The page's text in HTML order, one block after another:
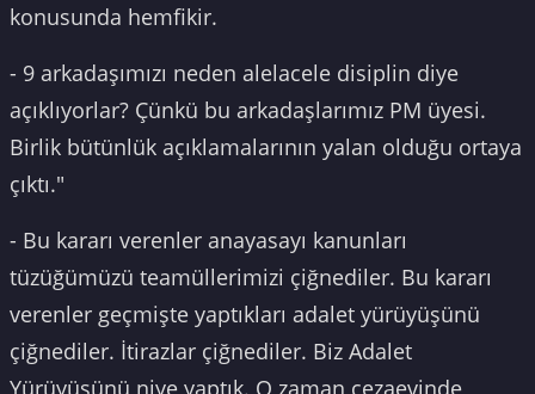
konusunda hemfikir.
- 9 arkadaşımızı neden alelacele disiplin diye
açıklıyorlar? Çünkü bu arkadaşlarımız PM üyesi.
Birlik bütünlük açıklamalarının yalan olduğu ortaya
çıktı."
- Bu kararı verenler anayasayı kanunları
tüzüğümüzü teamüllerimizi çiğnediler. Bu kararı
verenler geçmişte yaptıkları adalet yürüyüşünü
çiğnediler. İtirazlar çiğnediler. Biz Adalet
Yürüyüşünü niye yaptık. O zaman cezaevinde